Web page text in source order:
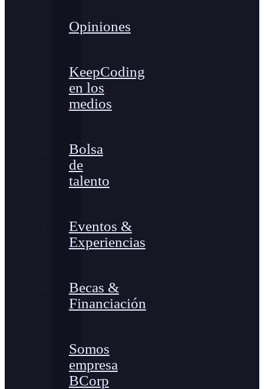
Opiniones
KeepCoding
en los
medios
Bolsa
de
talento
Eventos &
Experiencias
Becas &
Financiación
Somos
empresa
BCorp